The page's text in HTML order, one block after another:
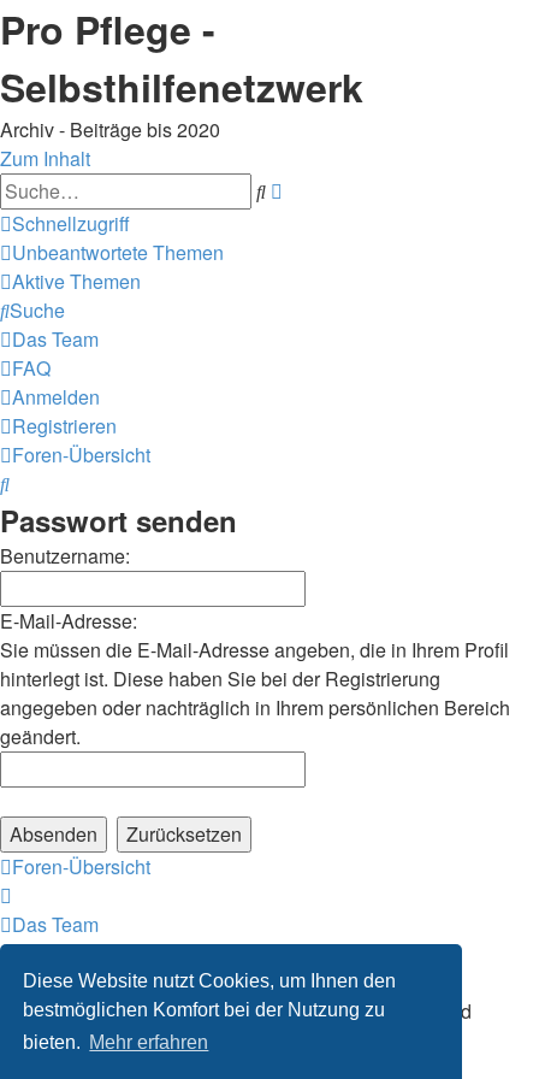
Diese Website nutzt Cookies, um Ihnen den
bestmöglichen Komfort bei der Nutzung zu
bieten. Mehr erfahren
Pro Pflege -
Selbsthilfenetzwerk
Archiv - Beiträge bis 2020
Zum Inhalt
Suche
Schnellzugriff
Unbeantwortete Themen
Aktive Themen
Suche
Das Team
FAQ
Anmelden
Registrieren
Foren-Übersicht
Suche
Passwort senden
Benutzername:
E-Mail-Adresse:
Sie müssen die E-Mail-Adresse angeben, die in Ihrem Profil
hinterlegt ist. Diese haben Sie bei der Registrierung
angegeben oder nachträglich in Ihrem persönlichen Bereich
geändert.
Foren-Übersicht
Das Team
Alle Zeiten sindUTC+01:00
Alle Cookies des Boards löschen
Powered byphpBB® Forum Software © phpBB Limited
Deutsche Übersetzung durch